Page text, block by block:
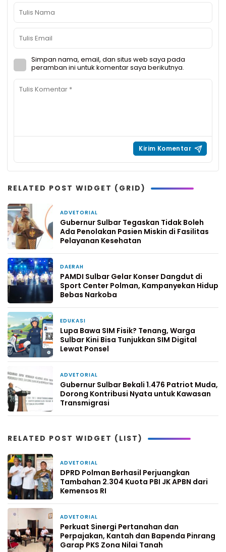
Simpan nama, email, dan situs web saya pada
peramban ini untuk komentar saya berikutnya.
RELATED POST WIDGET (GRID)
ADVETORIAL
Gubernur Sulbar Tegaskan Tidak Boleh
Ada Penolakan Pasien Miskin di Fasilitas
Pelayanan Kesehatan
DAERAH
PAMDI Sulbar Gelar Konser Dangdut di
Sport Center Polman, Kampanyekan Hidup
Bebas Narkoba
EDUKASI
Lupa Bawa SIM Fisik? Tenang, Warga
Sulbar Kini Bisa Tunjukkan SIM Digital
Lewat Ponsel
ADVETORIAL
Gubernur Sulbar Bekali 1.476 Patriot Muda,
Dorong Kontribusi Nyata untuk Kawasan
Transmigrasi
RELATED POST WIDGET (LIST)
ADVETORIAL
DPRD Polman Berhasil Perjuangkan
Tambahan 2.304 Kuota PBI JK APBN dari
Kemensos RI
ADVETORIAL
Perkuat Sinergi Pertanahan dan
Perpajakan, Kantah dan Bapenda Pinrang
Garap PKS Zona Nilai Tanah